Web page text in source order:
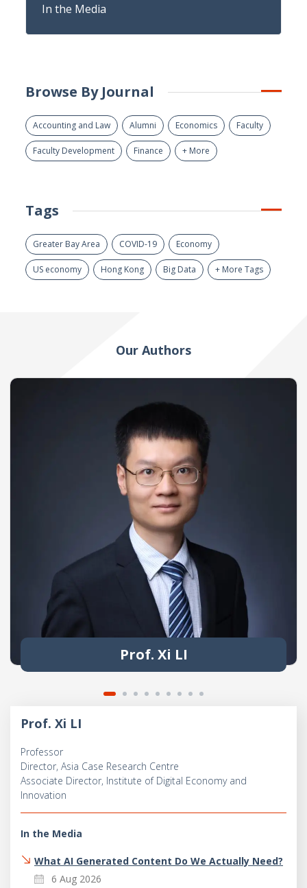
In the Media
Browse By Journal
Accounting and Law Alumni Economics Faculty
Faculty Development Finance + More
Tags
Greater Bay Area COVID-19 Economy
US economy Hong Kong Big Data + More Tags
Our Authors
Prof. Xi LI
Prof. Xi LI
Professor
Director, Asia Case Research Centre
Associate Director, Institute of Digital Economy and
Innovation
In the Media
What AI Generated Content Do We Actually Need?
6 Aug 2026